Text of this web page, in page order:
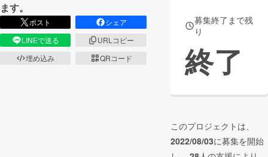
ます。
ポスト
シェア
LINEで送る
URLコピー
埋め込み
QRコード
募集終了まで残
り
終了
このプロジェクトは、
2022/08/03に募集を開始